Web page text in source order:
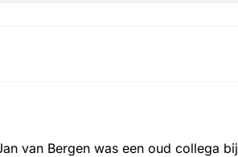
van Bergen was een oud collega bij